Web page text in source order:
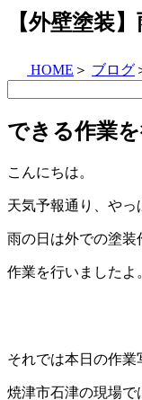
【外壁塗装
HOME ＞ ブログ
できる作業
こんにちは。
天気予報通り、やっ
雨の日は外での塗装
作業を行いましたよ
それでは本日の作業
焼津市石津の現場で